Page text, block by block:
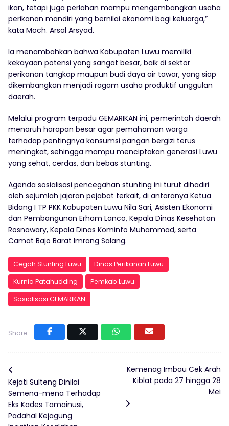
ikan, tetapi juga perlahan mampu mengembangkan usaha
perikanan mandiri yang bernilai ekonomi bagi keluarga,”
kata Moch. Arsal Arsyad.
Ia menambahkan bahwa Kabupaten Luwu memiliki
kekayaan potensi yang sangat besar, baik di sektor
perikanan tangkap maupun budi daya air tawar, yang siap
dikembangkan menjadi ragam usaha produktif unggulan
daerah.
Melalui program terpadu GEMARIKAN ini, pemerintah daerah
menaruh harapan besar agar pemahaman warga
terhadap pentingnya konsumsi pangan bergizi terus
meningkat, sehingga mampu menciptakan generasi Luwu
yang sehat, cerdas, dan bebas stunting.
Agenda sosialisasi pencegahan stunting ini turut dihadiri
oleh sejumlah jajaran pejabat terkait, di antaranya Ketua
Bidang I TP PKK Kabupaten Luwu Nila Sari, Asisten Ekonomi
dan Pembangunan Erham Lanco, Kepala Dinas Kesehatan
Rosnawary, Kepala Dinas Kominfo Muhammad, serta
Camat Bajo Barat Imrang Salang.
Cegah Stunting Luwu
Dinas Perikanan Luwu
Kurnia Patahudding
Pemkab Luwu
Sosialisasi GEMARIKAN
Share:
Kejati Sulteng Dinilai
Semena-mena Terhadap
Eks Kades Tamainusi,
Padahal Kejagung
Kemenag Imbau Cek Arah
Kiblat pada 27 hingga 28
Mei